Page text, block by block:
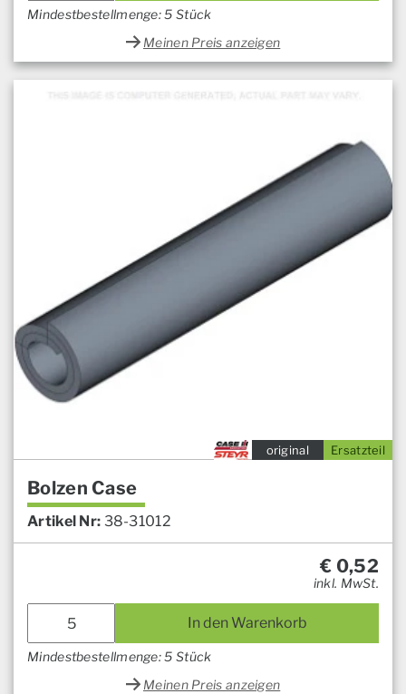
Mindestbestellmenge: 5 Stück
Meinen Preis anzeigen
Ersatzteil
original
Bolzen Case
Artikel Nr: 38-31012
€ 0,52
inkl. MwSt.
In den Warenkorb
Mindestbestellmenge: 5 Stück
Meinen Preis anzeigen